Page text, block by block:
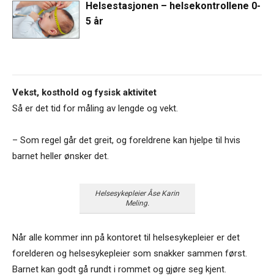
Helsestasjonen – helsekontrollene 0-
5 år
Vekst, kosthold og fysisk aktivitet
Så er det tid for måling av lengde og vekt.
– Som regel går det greit, og foreldrene kan hjelpe til hvis
barnet heller ønsker det.
Helsesykepleier Åse Karin
Meling.
Når alle kommer inn på kontoret til helsesykepleier er det
forelderen og helsesykepleier som snakker sammen først.
Barnet kan godt gå rundt i rommet og gjøre seg kjent.